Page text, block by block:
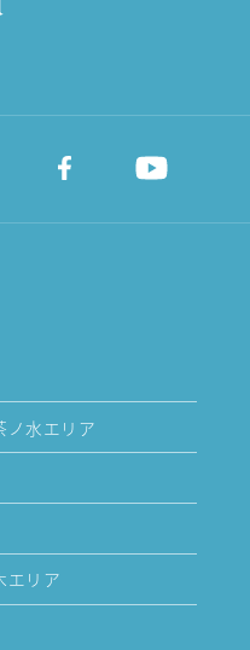
ノ水エリア
エリア